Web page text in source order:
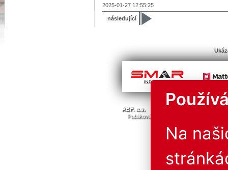
2025-01-27 12:55:25
následující
© Všechna
ABF. a.s.
Publikování nebo další šíření obsahu
Na